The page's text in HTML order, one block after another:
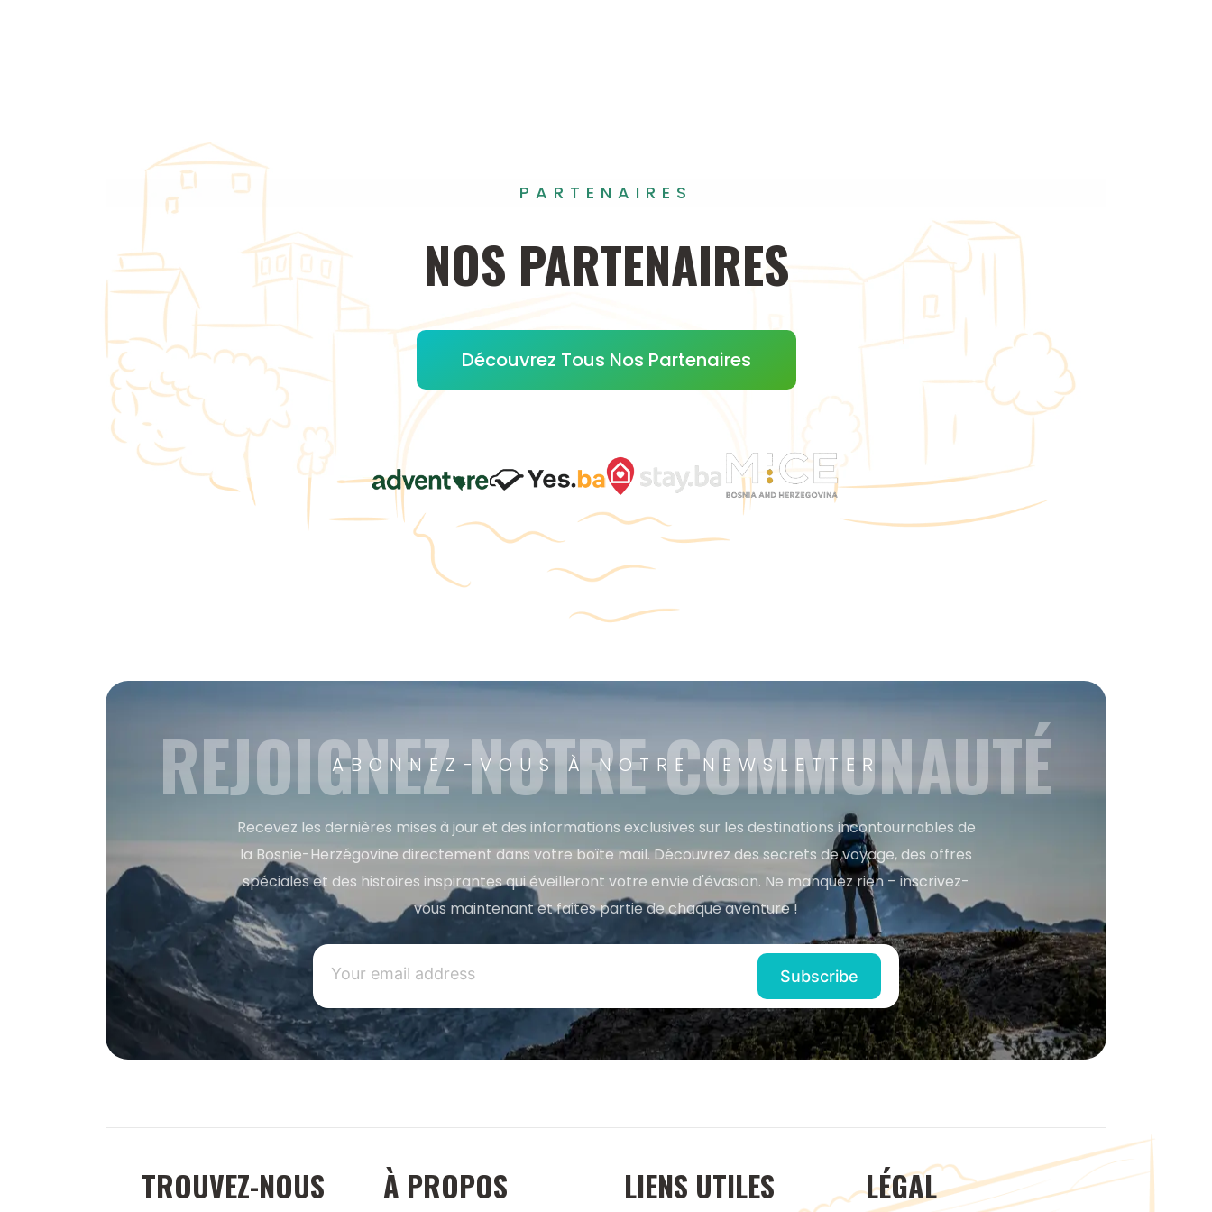
PARTENAIRES
NOS PARTENAIRES
Découvrez Tous Nos Partenaires
ABONNEZ-VOUS À NOTRE NEWSLETTER
REJOIGNEZ NOTRE COMMUNAUTÉ
Recevez les dernières mises à jour et des informations exclusives sur les destinations incontournables de
la Bosnie-Herzégovine directement dans votre boîte mail. Découvrez des secrets de voyage, des offres
spéciales et des histoires inspirantes qui éveilleront votre envie d'évasion. Ne manquez rien – inscrivez-
vous maintenant et faites partie de chaque aventure !
TROUVEZ-NOUS À PROPOS LIENS UTILES LÉGAL